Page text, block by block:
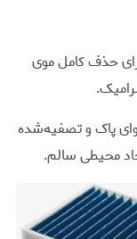
واتی برای حذف کامل موی
پاک و تصفیه‌شده
محیطی سالم.